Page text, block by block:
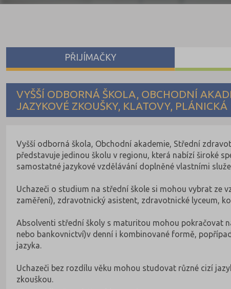
VYŠŠÍ ODBORNÁ ŠKOLA, OBCHODNÍ
JAZYKOVÉ ZKOUŠKY, KLATOVY, PLÁNICKÁ
Vyšší odborná škola, Obchodní akademie, Střední
představuje jedinou školu v regionu, která nabízí široké
samostatné jazykové vzdělávání doplněné vlastními
Uchazeči o studium na střední škole si mohou vybrat ze
zaměření), zdravotnický asistent, zdravotnické lyceum,
Absolventi střední školy s maturitou mohou pokračovat
nebo bankovnictví)v denní i kombinované formě,
jazyka.
Uchazeči bez rozdílu věku mohou studovat různé cizí
zkouškou.
PŘIJÍMAČKY